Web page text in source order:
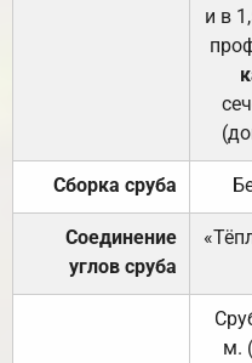
и в
Сборка сруба
Соединение
углов сруба
м.